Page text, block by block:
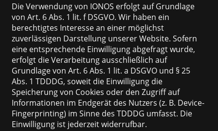
Die Verwendung von IONOS erfolgt auf Grundlage
von Art. 6 Abs. 1 lit. f DSGVO. Wir haben ein
berechtigtes Interesse an einer möglichst
zuverlässigen Darstellung unserer Website. Sofern
eine entsprechende Einwilligung abgefragt wurde,
erfolgt die Verarbeitung ausschließlich auf
Grundlage von Art. 6 Abs. 1 lit. a DSGVO und § 25
Abs. 1 TDDDG, soweit die Einwilligung die
Speicherung von Cookies oder den Zugriff auf
Informationen im Endgerät des Nutzers (z. B. Device-
Fingerprinting) im Sinne des TDDDG umfasst. Die
Einwilligung ist jederzeit widerrufbar.